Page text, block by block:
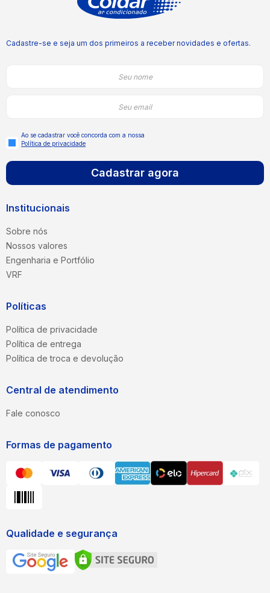
Cadastre-se e seja um dos primeiros a receber novidades e ofertas.
Ao se cadastrar você concorda com a nossa
Política de privacidade
Cadastrar agora
Institucionais
Sobre nós
Nossos valores
Engenharia e Portfólio
VRF
Políticas
Política de privacidade
Política de entrega
Política de troca e devolução
Central de atendimento
Fale conosco
Formas de pagamento
Qualidade e segurança